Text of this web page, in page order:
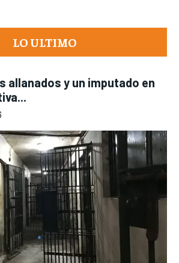
LO ULTIMO
allanados y un imputado en